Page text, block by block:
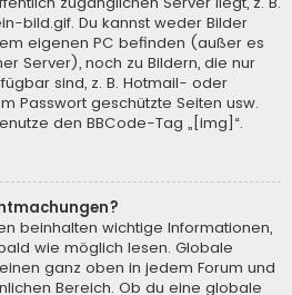
bild.gif. Du kannst weder Bilder
eigenen PC befinden (außer es
Server), noch zu Bildern, die nur
sind, z. B. Hotmail- oder
Passwort geschützte Seiten usw.
den BBCode-Tag „[img]“.
beinhalten wichtige Informationen,
wie möglich lesen. Globale
ganz oben in jedem Forum und
Bereich. Ob du eine globale